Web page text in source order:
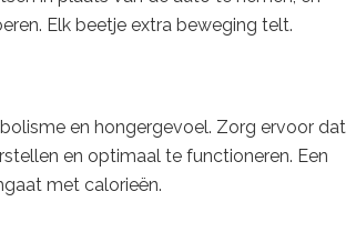
Elk beetje extra beweging telt.
en hongergevoel. Zorg ervoor dat
en optimaal te functioneren. Een
met calorieën.